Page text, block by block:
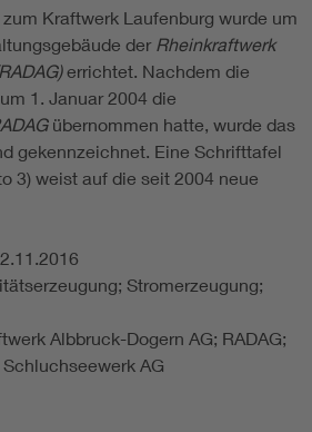
Kraftwerk Laufenburg wurde um
der Rheinkraftwerk
errichtet. Nachdem die
1. Januar 2004 die
übernommen hatte, wurde das
gekennzeichnet. Eine Schrifttafel
3) weist auf die seit 2004 neue
Stromerzeugung;
Albbruck-Dogern AG; RADAG;
AG